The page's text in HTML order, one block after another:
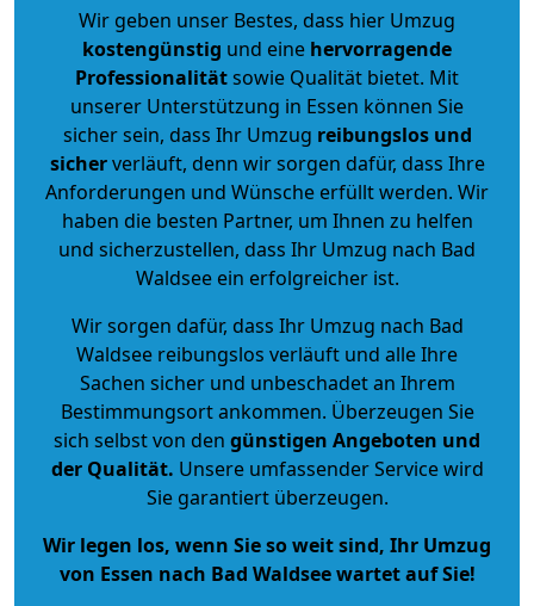
Wir geben unser Bestes, dass hier Umzug
kostengünstig und eine hervorragende
Professionalitätsowie Qualität bietet. Mit
unserer Unterstützung in Essen können Sie
sicher sein, dass Ihr Umzug reibungslos und
sicherverläuft, denn wir sorgen dafür, dass Ihre
Anforderungen und Wünsche erfüllt werden. Wir
haben die besten Partner, um Ihnen zu helfen
und sicherzustellen, dass Ihr Umzug nach Bad
Waldsee ein erfolgreicher ist.
Wir sorgen dafür, dass Ihr Umzug nach Bad
Waldsee reibungslos verläuft und alle Ihre
Sachen sicher und unbeschadet an Ihrem
Bestimmungsort ankommen. Überzeugen Sie
sich selbst von den günstigen Angeboten und
der Qualität. Unsere umfassender Service wird
Sie garantiert überzeugen.
Wir legen los, wenn Sie so weit sind, Ihr Umzug
von Essen nach Bad Waldsee wartet auf Sie!